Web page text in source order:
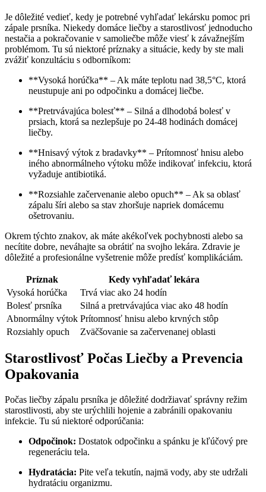
Je dôležité vedieť, kedy je potrebné vyhľadať lekársku pomoc pri
zápale prsníka. Niekedy domáce liečby a starostlivosť jednoducho
nestačia a pokračovanie v samoliečbe ‍môže viesť k⁤ závažnejším
problémom.⁤ Tu sú niektoré príznaky a situácie, kedy by ste mali
zvážiť konzultáciu s odborníkom:
**Vysoká horúčka** – ‌Ak ⁢máte teplotu nad 38,5°C, ktorá
neustupuje⁢ ani po odpočinku a‍ domácej liečbe.
**Pretrvávajúca bolesť** – Silná a dlhodobá bolesť ⁣v
prsiach, ktorá sa nezlepšuje po 24-48 hodinách domácej
liečby.
**Hnisavý⁤ výtok z bradavky** – Prítomnosť hnisu alebo
iného abnormálneho výtoku môže indikovať infekciu, ktorá
vyžaduje antibiotiká.
**Rozsiahle začervenanie alebo opuch** – Ak sa ​oblasť‍
zápalu šíri alebo sa stav zhoršuje napriek domácemu
ošetrovaniu.
Okrem týchto znakov, ak máte akékoľvek pochybnosti alebo sa
necítite dobre, neváhajte sa ‌obrátiť na svojho lekára. Zdravie je
dôležité a profesionálne vyšetrenie môže predísť komplikáciám.
Príznak
Kedy vyhľadať lekára
Vysoká horúčka
Trvá viac ako 24 hodín
Bolesť prsníka
Silná ​a pretrvávajúca viac ako 48 hodín
Abnormálny výtok Prítomnosť hnisu alebo krvných stôp
Rozsiahly opuch
Zväčšovanie sa začervenanej oblasti
Starostlivosť Počas Liečby a Prevencia
Opakovania
Počas liečby zápalu prsníka je dôležité dodržiavať správny režim
starostlivosti, aby ste urýchlili hojenie ​a zabránili opakovaniu
infekcie. Tu​ sú niektoré odporúčania:
Odpočinok: Dostatok odpočinku a spánku je kľúčový pre
regeneráciu tela.
Hydratácia: Pite veľa tekutín, ⁤najmä vody, aby ste udržali
hydratáciu organizmu.